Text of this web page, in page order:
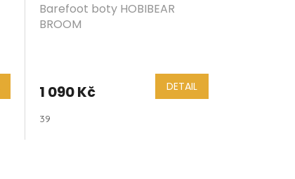
Barefoot boty HOBIBEAR
BROOM
1 090 Kč DETAIL
39